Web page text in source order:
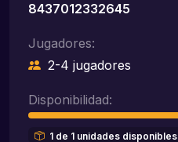
8437012332645
Jugadores:
2-4 jugadores
Disponibilidad:
1 de 1 unidades disponibles